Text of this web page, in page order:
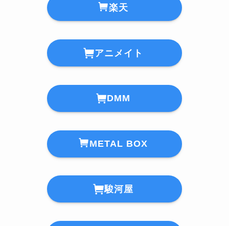
楽天
アニメイト
DMM
METAL BOX
駿河屋